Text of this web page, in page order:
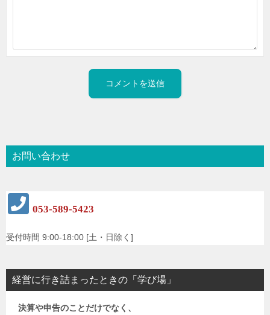
お問い合わせ
053-589-5423
受付時間 9:00-18:00 [土・日除く]
経営に行き詰まったときの「学び場」
決算や申告のことだけでなく、